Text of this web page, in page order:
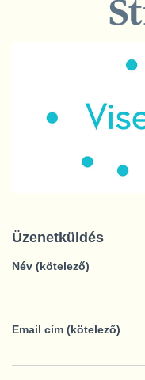
Üzenetküldés
Név (kötelező)
Email cím (kötelező)